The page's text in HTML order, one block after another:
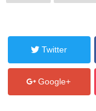
Twitter
Google+